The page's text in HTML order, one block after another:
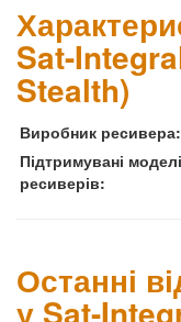
Sat-
Stealth)
Виробник ресивера:
Підтримувані моделі
ресиверів:
Останні
у Sat-